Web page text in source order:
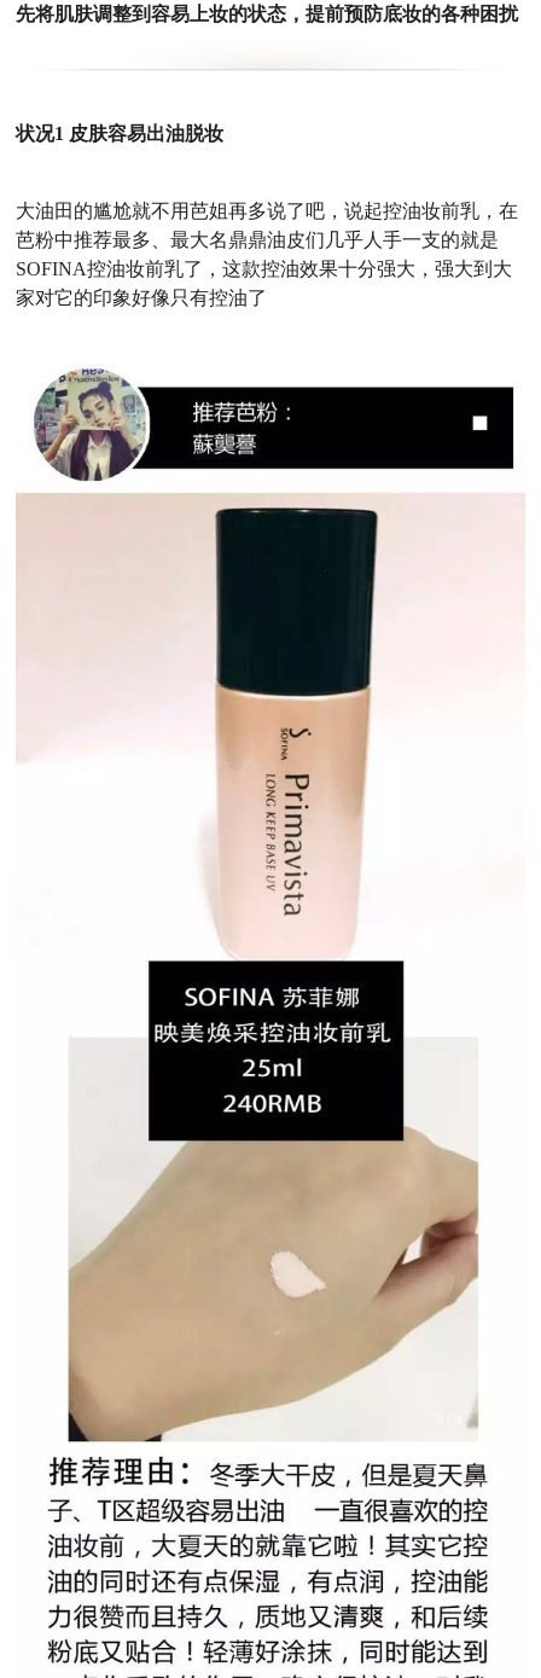
先将肌肤调整到容易上妆的状态，提前预防底妆的各种困扰
状况1 皮肤容易出油脱妆
大油田的尴尬就不用芭姐再多说了吧，说起控油妆前乳，在
芭粉中推荐最多、最大名鼎鼎油皮们几乎人手一支的就是
SOFINA控油妆前乳了，这款控油效果十分强大，强大到大
家对它的印象好像只有控油了